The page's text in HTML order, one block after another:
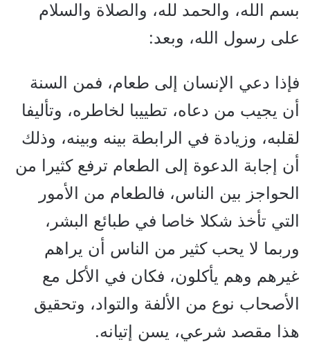
بسم الله، والحمد لله، والصلاة والسلام
على رسول الله، وبعد:
فإذا دعي الإنسان إلى طعام، فمن السنة
أن يجيب من دعاه، تطييبا لخاطره، وتأليفا
لقلبه، وزيادة في الرابطة بينه وبينه، وذلك
أن إجابة الدعوة إلى الطعام ترفع كثيرا من
الحواجز بين الناس، فالطعام من الأمور
التي تأخذ شكلا خاصا في طبائع البشر،
وربما لا يحب كثير من الناس أن يراهم
غيرهم وهم يأكلون، فكان في الأكل مع
الأصحاب نوع من الألفة والتواد، وتحقيق
هذا مقصد شرعي، يسن إتيانه.